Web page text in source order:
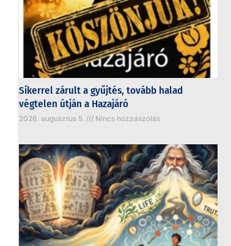
Sikerrel zárult a gyűjtés, tovább halad
végtelen útján a Hazajáró
2026. augusztus 5. Nincs hozzászólás